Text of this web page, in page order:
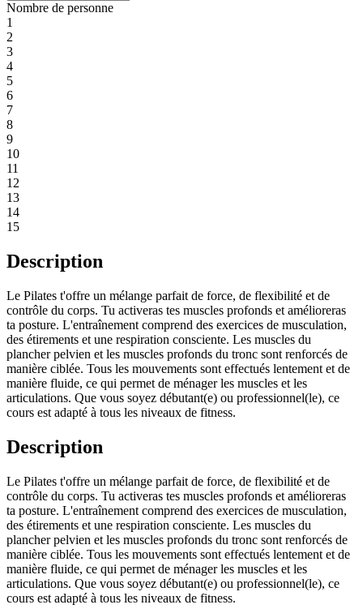
Nombre de personne
1
2
3
4
5
6
7
8
9
10
11
12
13
14
15
Description
Le Pilates t'offre un mélange parfait de force, de flexibilité et de
contrôle du corps. Tu activeras tes muscles profonds et amélioreras
ta posture. L'entraînement comprend des exercices de musculation,
des étirements et une respiration consciente. Les muscles du
plancher pelvien et les muscles profonds du tronc sont renforcés de
manière ciblée. Tous les mouvements sont effectués lentement et de
manière fluide, ce qui permet de ménager les muscles et les
articulations. Que vous soyez débutant(e) ou professionnel(le), ce
cours est adapté à tous les niveaux de fitness.
Description
Le Pilates t'offre un mélange parfait de force, de flexibilité et de
contrôle du corps. Tu activeras tes muscles profonds et amélioreras
ta posture. L'entraînement comprend des exercices de musculation,
des étirements et une respiration consciente. Les muscles du
plancher pelvien et les muscles profonds du tronc sont renforcés de
manière ciblée. Tous les mouvements sont effectués lentement et de
manière fluide, ce qui permet de ménager les muscles et les
articulations. Que vous soyez débutant(e) ou professionnel(le), ce
cours est adapté à tous les niveaux de fitness.